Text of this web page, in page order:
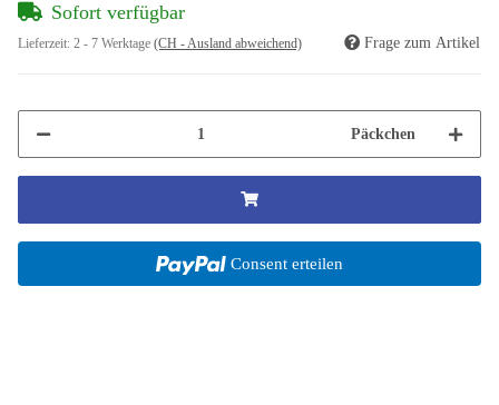
Sofort verfügbar
Lieferzeit: 2 - 7 Werktage (CH - Ausland abweichend) Frage zum Artikel
Päckchen
Consent erteilen